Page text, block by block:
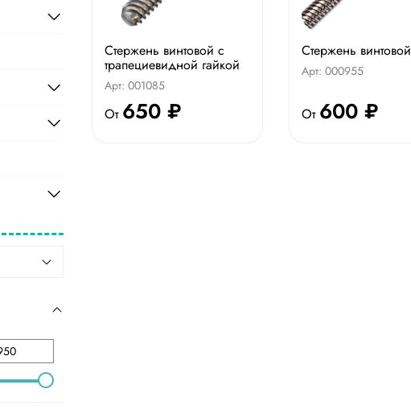
Стержень винтовой с
трапециевидной гайкой
Арт: 001085
От 650 ₽
Стержень винтовой
Арт: 000955
От 600 ₽